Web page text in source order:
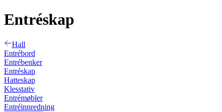
Entréskap
Hall
Entrébord
Entrébenker
Entréskap
Hatteskap
Klesstativ
Entrémøbler
Entréinnredning